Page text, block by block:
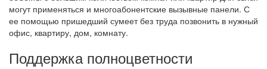
могут применяться и многоабонентские вызывные панели. С
ее помощью пришедший сумеет без труда позвонить в нужный
офис, квартиру, дом, комнату.
Поддержка полноцветности